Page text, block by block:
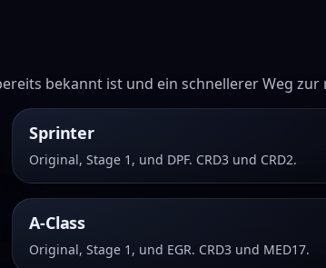
bekannt ist und ein schnellerer Weg
Sprinter
Original, Stage 1, und DPF. CRD3 und CRD2.
A-Class
Original, Stage 1, und EGR. CRD3 und MED17.